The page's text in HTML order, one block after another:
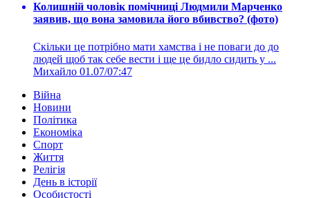
Колишній чоловік помічниці Людмили Марченко
заявив, що вона замовила його вбивство? (фото)
Скільки це потрібно мати хамства і не поваги до до
людей щоб так себе вести і ще це бидло сидить у ...
Михайло 01.07/07:47
Війна
Новини
Політика
Економіка
Спорт
Життя
Релігія
День в історії
Особистості